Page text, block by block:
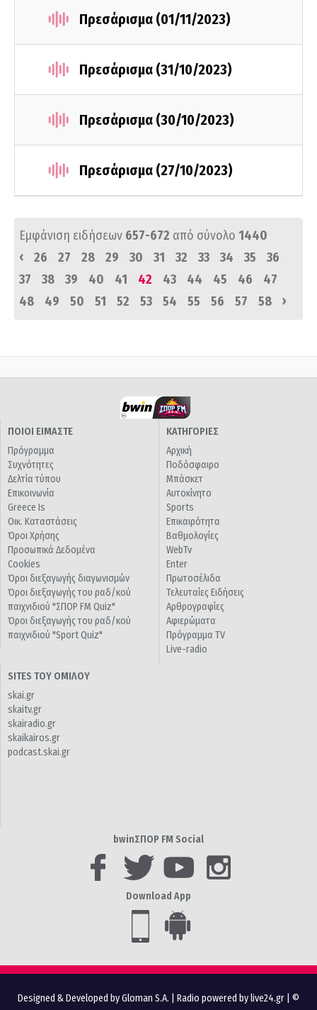
Πρεσάρισμα (01/11/2023)
Πρεσάρισμα (31/10/2023)
Πρεσάρισμα (30/10/2023)
Πρεσάρισμα (27/10/2023)
Εμφάνιση ειδήσεων 657-672 από σύνολο 1440
‹
26 27 28 29 30 31 32 33 34 35
36
37
38 39 40 41 42 43 44 45 46
47
48
49 50 51 52 53 54 55 56 57 58 ›
ΠΟΙΟΙ ΕΙΜΑΣΤΕ
Πρόγραμμα
Συχνότητες
Δελτία τύπου
Επικοινωνία
Greece Is
Οικ. Καταστάσεις
Όροι Χρήσης
Προσωπικά Δεδομένα
Cookies
Όροι διεξαγωγής διαγωνισμών
Όροι διεξαγωγής του ραδ/κού
παιχνιδιού "ΣΠΟΡ FM Quiz"
Όροι διεξαγωγής του ραδ/κού
παιχνιδιού "Sport Quiz"
ΚΑΤΗΓΟΡΙΕΣ
Αρχική
Ποδόσφαιρο
Μπάσκετ
Αυτοκίνητο
Sports
Επικαιρότητα
Βαθμολογίες
WebTv
Enter
Πρωτοσέλιδα
Τελευταίες Ειδήσεις
Αρθρογραφίες
Αφιερώματα
Πρόγραμμα TV
Live-radio
SITES ΤΟΥ ΟΜΙΛΟΥ
skai.gr
skaitv.gr
skairadio.gr
skaikairos.gr
podcast.skai.gr
bwinΣΠΟΡ FM Social
Download App
Designed & Developed by Gloman S.A. Radio powered by live24.gr | ©